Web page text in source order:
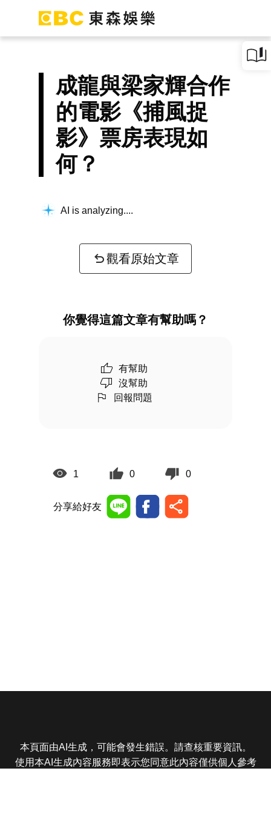
成龍與梁家輝合作
的電影《捕風捉
影》票房表現如
何？
AI is analyzing...
觀看原始文章
你覺得這篇文章有幫助嗎？
有幫助
沒幫助
回報問題
1 0 0
分享給好友
本頁面由AI生成，可能會發生錯誤。請查核重要資訊。
使用本AI生成內容服務即表示您同意此內容僅供個人參考